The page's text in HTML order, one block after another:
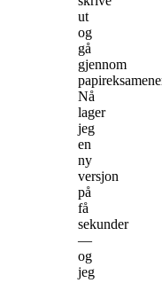
ut
og
gå
gjennom
Nå
lager
jeg
en
ny
versjon
på
få
sekunder
—
og
jeg